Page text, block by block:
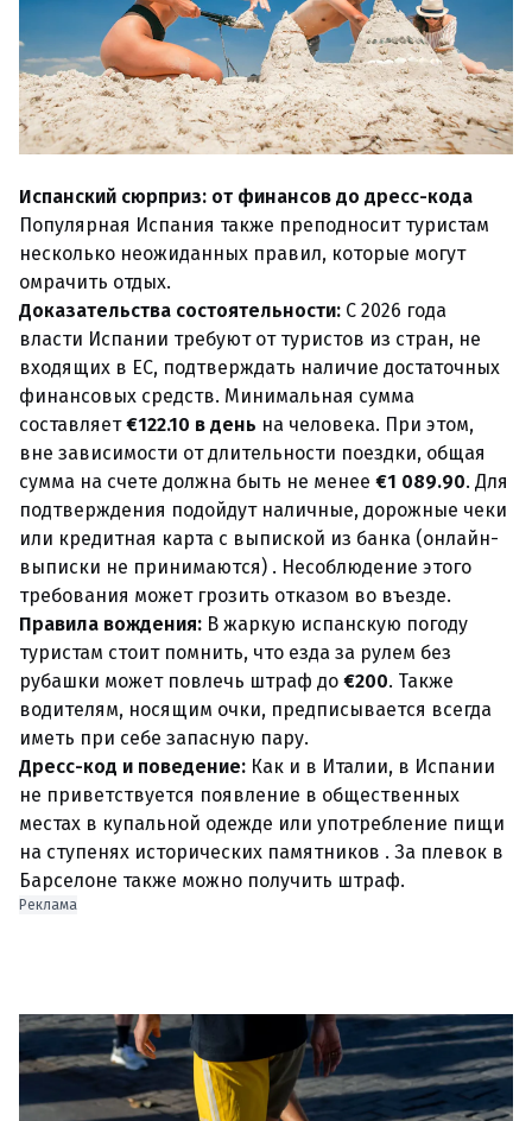
Испанский сюрприз: от финансов до дресс-кода
Популярная Испания также преподносит туристам
несколько неожиданных правил, которые могут
омрачить отдых.
Доказательства состоятельности: С 2026 года
власти Испании требуют от туристов из стран, не
входящих в ЕС, подтверждать наличие достаточных
финансовых средств. Минимальная сумма
составляет€122.10 в день на человека. При этом,
вне зависимости от длительности поездки, общая
сумма на счете должна быть не менее €1 089.90. Для
подтверждения подойдут наличные, дорожные чеки
или кредитная карта с выпиской из банка (онлайн-
выписки не принимаются) . Несоблюдение этого
требования может грозить отказом во въезде.
Правила вождения: В жаркую испанскую погоду
туристам стоит помнить, что езда за рулем без
рубашки может повлечь штраф до €200. Также
водителям, носящим очки, предписывается всегда
иметь при себе запасную пару.
Дресс-код и поведение: Как и в Италии, в Испании
не приветствуется появление в общественных
местах в купальной одежде или употребление пищи
на ступенях исторических памятников . За плевок в
Барселоне также можно получить штраф.
Реклама